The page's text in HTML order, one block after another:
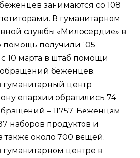
беженцев занимаются со 108
В гуманитарном
службы «Милосердие» в
получили 105
10 марта в штаб помощи
обращений беженцев.
центр
епархии обратились 74
– 11757. Беженцам
наборов продуктов и
также около 700 вещей.
центре в